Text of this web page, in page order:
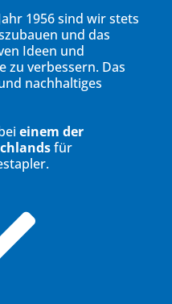
1956 sind wir stets
und das
Ideen und
zu verbessern. Das
nachhaltiges
einem der
für